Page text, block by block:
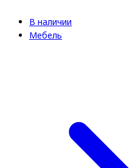
В наличии
Мебель